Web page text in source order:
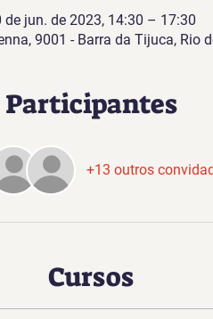
de jun. de 2023, 14:30 – 17:30
9001 - Barra da Tijuca, Rio
Participantes
+13 outros
Cursos